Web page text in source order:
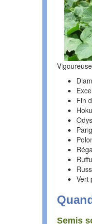
Fin
Odys
Vert
Semis